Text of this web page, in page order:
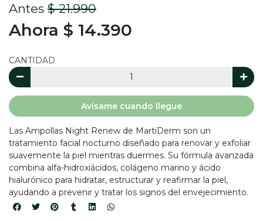
Antes $ 21.990
Ahora $ 14.390
CANTIDAD
Avísame cuando llegue
Las Ampollas Night Renew de MartiDerm son un
tratamiento facial nocturno diseñado para renovar y exfoliar
suavemente la piel mientras duermes. Su fórmula avanzada
combina alfa-hidroxiácidos, colágeno marino y ácido
hialurónico para hidratar, estructurar y reafirmar la piel,
ayudando a prevenir y tratar los signos del envejecimiento.